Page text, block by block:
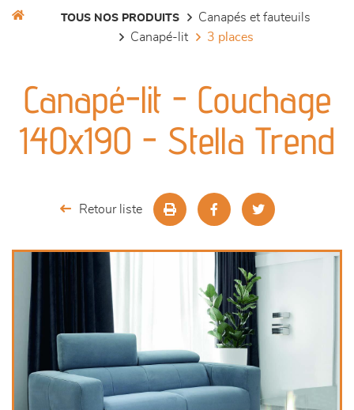
séjours
meubles de complément
TOUS NOS PRODUITS
canapés et fauteuils
canapé-lit
3 places
Canapé-lit - Couchage
140x190 - Stella Trend
Retour liste